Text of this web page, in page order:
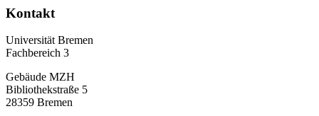
Kontakt
Universität Bremen
Fachbereich 3
Gebäude MZH
Bibliothekstraße 5
28359 Bremen